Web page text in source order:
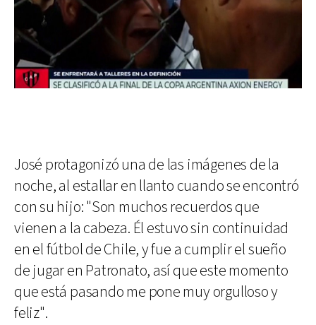
José protagonizó una de las imágenes de la
noche, al estallar en llanto cuando se encontró
con su hijo: "Son muchos recuerdos que
vienen a la cabeza. Él estuvo sin continuidad
en el fútbol de Chile, y fue a cumplir el sueño
de jugar en Patronato, así que este momento
que está pasando me pone muy orgulloso y
feliz".